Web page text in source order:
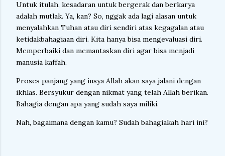
Untuk itulah, kesadaran untuk bergerak dan berkarya
adalah mutlak. Ya, kan? So, nggak ada lagi alasan untuk
menyalahkan Tuhan atau diri sendiri atas kegagalan atau
ketidakbahagiaan diri. Kita hanya bisa mengevaluasi diri.
Memperbaiki dan memantaskan diri agar bisa menjadi
manusia kaffah.
Proses panjang yang insya Allah akan saya jalani dengan
ikhlas. Bersyukur dengan nikmat yang telah Allah berikan.
Bahagia dengan apa yang sudah saya miliki.
Nah, bagaimana dengan kamu? Sudah bahagiakah hari ini?